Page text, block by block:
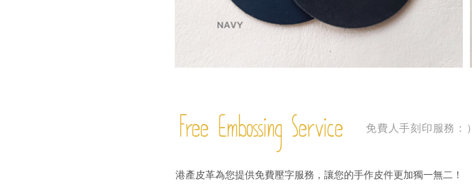
Free Embossing Service 免費人手刻印服務：）
港產皮革為您提供免費壓字服務，讓您的手作皮件更加獨一無二！